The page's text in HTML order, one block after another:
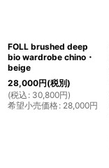
FOLL brushed deep
bio wardrobe chino・
beige
28,000円(税別)
(税込 : 30,800円)
希望小売価格: 28,000円